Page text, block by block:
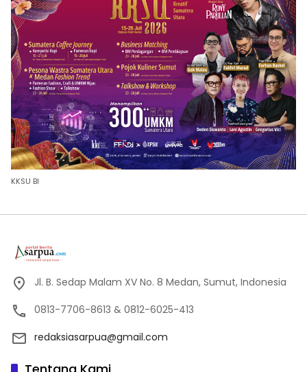
KKSU BI
Jl. B. Sedap Malam XV No. 8 Medan, Sumut, Indonesia
0813-7706-8613 & 0812-6025-413
redaksiasarpua@gmail.com